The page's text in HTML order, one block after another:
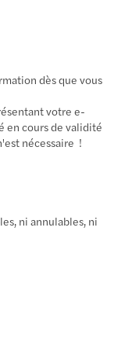
dès que vous
votre e-
en cours de validité
nécessaire !
ni annulables, ni